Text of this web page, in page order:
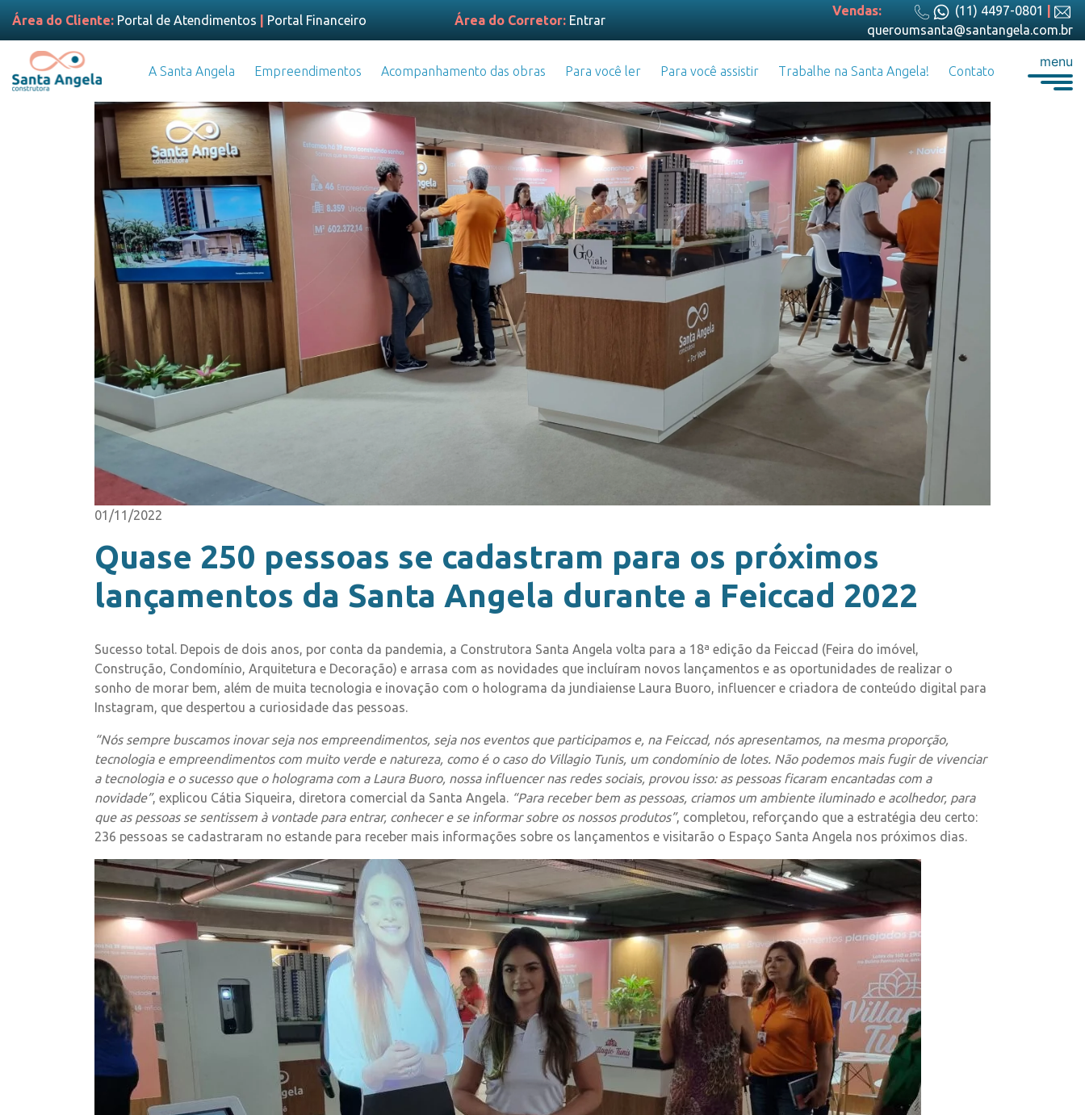
Área do Cliente: Portal de Atendimentos Portal Financeiro Área do Corretor: Entrar
Vendas: (11) 4497-0801
queroumsanta@santangela.com.br
A Santa Angela Empreendimentos Acompanhamento das obras Para você ler Para você assistir Trabalhe na Santa Angela! Contato
menu
01/11/2022
Quase 250 pessoas se cadastram para os próximos
lançamentos da Santa Angela durante a Feiccad 2022
Sucesso total. Depois de dois anos, por conta da pandemia, a Construtora Santa Angela volta para a 18ª edição da Feiccad (Feira do imóvel,
Construção, Condomínio, Arquitetura e Decoração) e arrasa com as novidades que incluíram novos lançamentos e as oportunidades de realizar o
sonho de morar bem, além de muita tecnologia e inovação com o holograma da jundiaiense Laura Buoro, influencer e criadora de conteúdo digital para
Instagram, que despertou a curiosidade das pessoas.
“Nós sempre buscamos inovar seja nos empreendimentos, seja nos eventos que participamos e, na Feiccad, nós apresentamos, na mesma proporção,
tecnologia e empreendimentos com muito verde e natureza, como é o caso do Villagio Tunis, um condomínio de lotes. Não podemos mais fugir de vivenciar
a tecnologia e o sucesso que o holograma com a Laura Buoro, nossa influencer nas redes sociais, provou isso: as pessoas ficaram encantadas com a
novidade”, explicou Cátia Siqueira, diretora comercial da Santa Angela. “Para receber bem as pessoas, criamos um ambiente iluminado e acolhedor, para
que as pessoas se sentissem à vontade para entrar, conhecer e se informar sobre os nossos produtos”, completou, reforçando que a estratégia deu certo:
236 pessoas se cadastraram no estande para receber mais informações sobre os lançamentos e visitarão o Espaço Santa Angela nos próximos dias.